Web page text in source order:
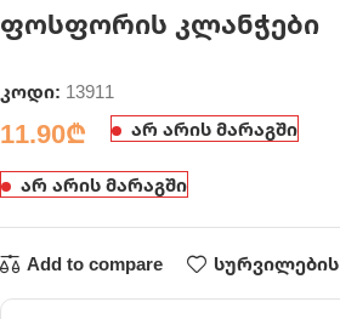
ფოსფორის კლანჭები
კოდი: 13911
11.90₾ არ არის მარაგში
არ არის მარაგში
Add to compare სურვილების